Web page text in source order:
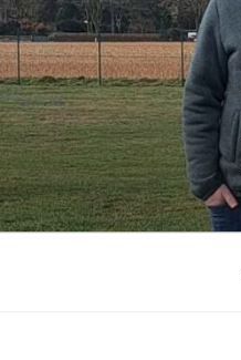
Zum
Inhalt
springen